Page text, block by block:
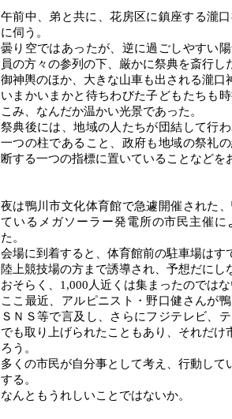
午前中、弟と共に、花房区に鎮座する瀧
に伺う。
曇り空ではあったが、逆に過ごしやすい
員の方々の参列の下、厳かに祭典を斎行し
御神輿のほか、大きな山車も出される瀧口
いまかいまかと待ちわびた子どもたちも
こみ、なんだか温かい光景であった。
祭典後には、地域の人たちが団結して行
一つの柱であること、政府も地域の祭礼
断する一つの指標に置いていることなどを
夜は鴨川市文化体育館で急遽開催された
ているメガソーラー発電所の市民主催に
た。
会場に到着すると、体育館前の駐車場はす
陸上競技場の方まで誘導され、予想だにし
おそらく、1,000人近くは集まったのでは
ここ最近、アルピニスト・野口健さんが
ＳＮＳ等で言及し、さらにフジテレビ、
でも取り上げられたこともあり、それだ
ろう。
多くの市民が自分事として考え、行動し
する。
なんともうれしいことではないか。